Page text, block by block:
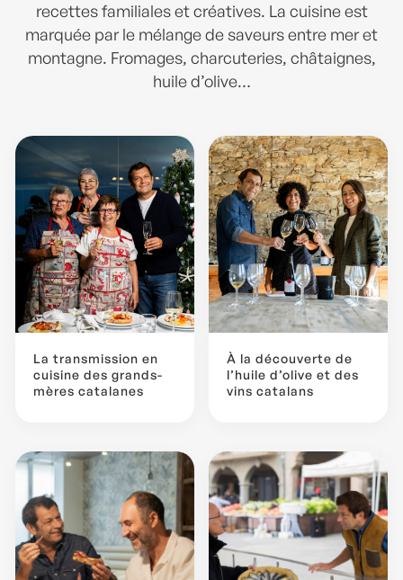
recettes familiales et créatives. La cuisine est
marquée par le mélange de saveurs entre mer et
montagne. Fromages, charcuteries, châtaignes,
huile d’olive…
La transmission en
cuisine des grands-
mères catalanes
À la découverte de
l’huile d’olive et des
vins catalans